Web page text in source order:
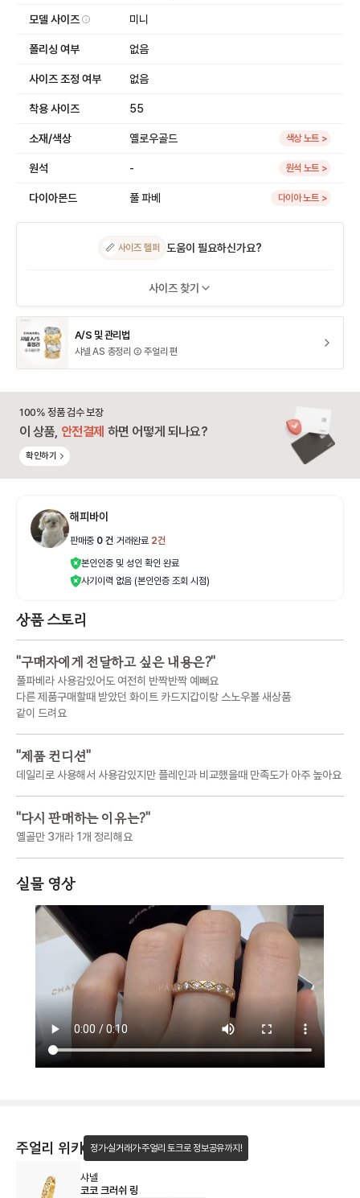
모델 사이즈 미니
폴리싱 여부 없음
사이즈 조정 여부 없음
착용 사이즈 55
소재/색상 옐로우골드 색상 노트 >
원석 - 원석 노트 >
다이아몬드 풀 파베 다이아 노트 >
📏 사이즈 헬퍼 도움이 필요하신가요?
사이즈 찾기
A/S 및 관리법
샤넬 AS 총정리 ② 주얼리 편
100% 정품 검수 보장
이 상품, 안전결제 하면 어떻게 되나요?
확인하기
해피바이
판매중 0 건 거래완료 2건
본인인증 및 성인 확인 완료
사기이력 없음 (본인인증 조회 시점)
상품 스토리
"구매자에게 전달하고 싶은 내용은?"
풀파베라 사용감있어도 여전히 반짝반짝 예뻐요
다른 제품구매할때 받았던 화이트 카드지갑이랑 스노우볼 새상품
같이 드려요
"제품 컨디션"
데일리로 사용해서 사용감있지만 플레인과 비교했을때 만족도가 아주 높아요
"다시 판매하는 이유는?"
옐골만 3개라 1개 정리해요
실물 영상
주얼리 위키 정가·실거래가·주얼리 토크로 정보공유까지!
샤넬
코코 크러쉬 링